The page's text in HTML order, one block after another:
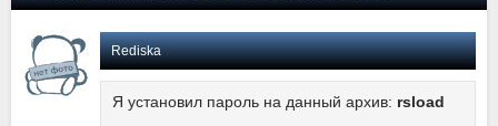
Rediska
Я установил пароль на данный архив: rsload